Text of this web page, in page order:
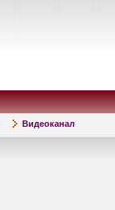
Видеоканал